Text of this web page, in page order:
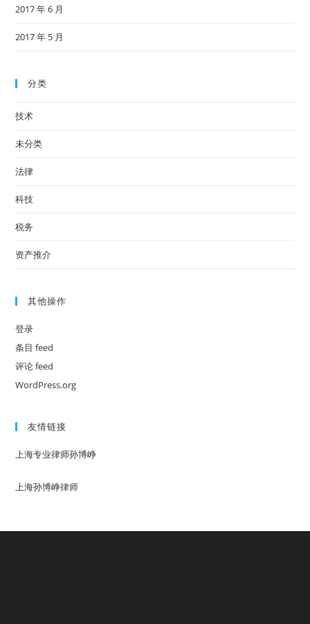
2017 年 6 月
2017 年 5 月
分类
技术
未分类
法律
科技
税务
资产推介
其他操作
登录
条目 feed
评论 feed
WordPress.org
友情链接
上海专业律师孙博峥
上海孙博峥律师